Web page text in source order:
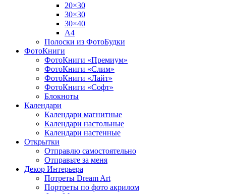
20×30
30×30
30×40
A4
Полоски из ФотоБудки
ФотоКниги
ФотоКниги «Премиум»
ФотоКниги «Слим»
ФотоКниги «Лайт»
ФотоКниги «Софт»
Блокноты
Календари
Календари магнитные
Календари настольные
Календари настенные
Открытки
Отправлю самостоятельно
Отправьте за меня
Декор Интерьера
Потреты Dream Art
Портреты по фото акрилом